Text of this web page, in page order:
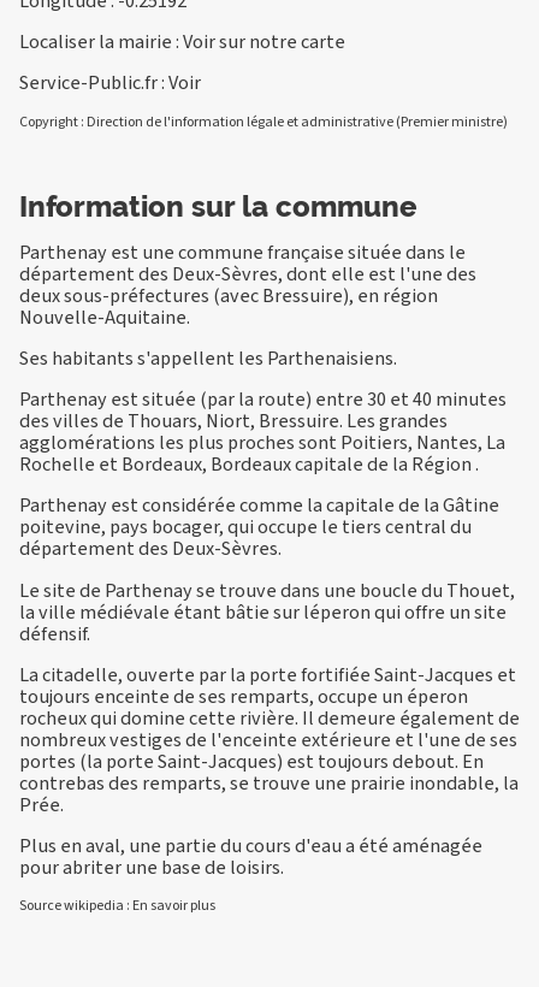
Localiser la mairie :Voir sur notre carte
Service-Public.fr :Voir
Copyright : Direction de l'information légale et administrative (Premier ministre)
Information sur la commune
Parthenay est une commune française située dans le
département des Deux-Sèvres, dont elle est l'une des
deux sous-préfectures (avec Bressuire), en région
Nouvelle-Aquitaine.
Ses habitants s'appellent les Parthenaisiens.
Parthenay est située (par la route) entre 30 et 40 minutes
des villes de Thouars, Niort, Bressuire. Les grandes
agglomérations les plus proches sont Poitiers, Nantes, La
Rochelle et Bordeaux, Bordeaux capitale de la Région .
Parthenay est considérée comme la capitale de la Gâtine
poitevine, pays bocager, qui occupe le tiers central du
département des Deux-Sèvres.
Le site de Parthenay se trouve dans une boucle du Thouet,
la ville médiévale étant bâtie sur léperon qui offre un site
défensif.
La citadelle, ouverte par la porte fortifiée Saint-Jacques et
toujours enceinte de ses remparts, occupe un éperon
rocheux qui domine cette rivière. Il demeure également de
nombreux vestiges de l'enceinte extérieure et l'une de ses
portes (la porte Saint-Jacques) est toujours debout. En
contrebas des remparts, se trouve une prairie inondable, la
Prée.
Plus en aval, une partie du cours d'eau a été aménagée
pour abriter une base de loisirs.
Source wikipedia : En savoir plus